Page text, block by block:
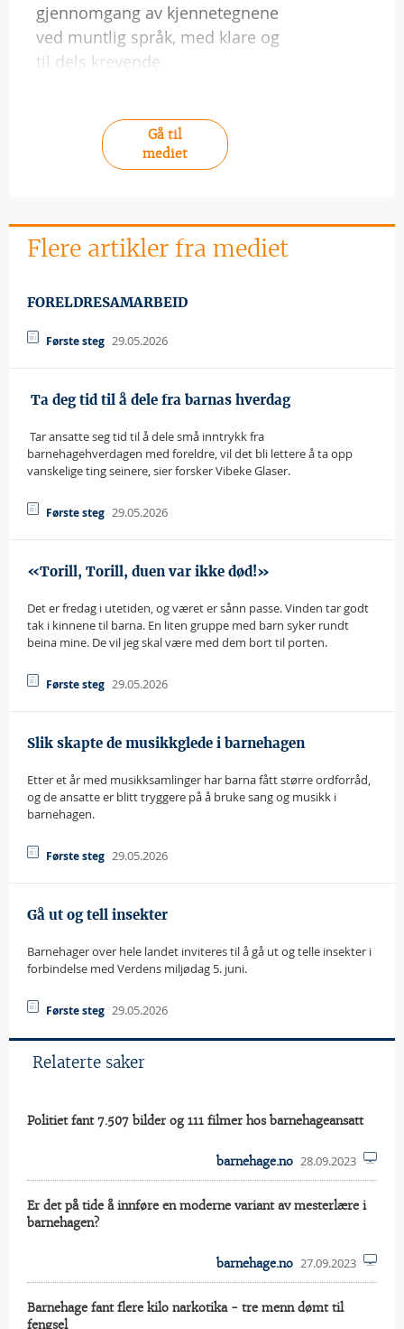
gjennomgang av kjennetegnene
ved muntlig språk, med klare og
til dels krevende
Gå til
mediet
Flere artikler fra mediet
FORELDRESAMARBEID
Første steg 29.05.2026
 Ta deg tid til å dele fra barnas hverdag
 Tar ansatte seg tid til å dele små inntrykk fra
barnehagehverdagen med foreldre, vil det bli lettere å ta opp
vanskelige ting seinere, sier forsker Vibeke Glaser.
Første steg 29.05.2026
«Torill, Torill, duen var ikke død!»
Det er fredag i utetiden, og været er sånn passe. Vinden tar godt
tak i kinnene til barna. En liten gruppe med barn syker rundt
beina mine. De vil jeg skal være med dem bort til porten.
Første steg 29.05.2026
Slik skapte de musikkglede i barnehagen
Etter et år med musikksamlinger har barna fått større ordforråd,
og de ansatte er blitt tryggere på å bruke sang og musikk i
barnehagen.
Første steg 29.05.2026
Gå ut og tell insekter
Barnehager over hele landet inviteres til å gå ut og telle insekter i
forbindelse med Verdens miljødag 5. juni.
Første steg 29.05.2026
Relaterte saker
Politiet fant 7.507 bilder og 111 filmer hos barnehageansatt
barnehage.no 28.09.2023
Er det på tide å innføre en moderne variant av mesterlære i
barnehagen?
barnehage.no 27.09.2023
Barnehage fant flere kilo narkotika - tre menn dømt til
fengsel